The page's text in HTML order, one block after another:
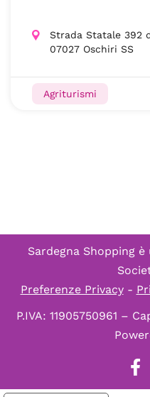
Strada Statale 392
07027 Oschiri SS
Agriturismi
Sardegna Shopping
Preferenze Privacy-
P.IVA: 11905750961 –